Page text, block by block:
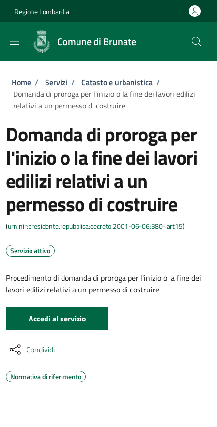
Regione Lombardia
Comune di Brunate
Briciole di pane
Home / Servizi / Catasto e urbanistica /
Domanda di proroga per l'inizio o la fine dei lavori edilizi
relativi a un permesso di costruire
Domanda di proroga per
l'inizio o la fine dei lavori
edilizi relativi a un
permesso di costruire
(urn:nir:presidente.repubblica:decreto:2001-06-06;380~art15)
Servizio attivo
Procedimento di domanda di proroga per l'inizio o la fine dei
lavori edilizi relativi a un permesso di costruire
Accedi al servizio
Condividi
Normativa di riferimento